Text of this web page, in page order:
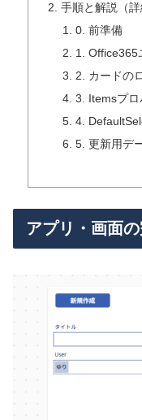
手順と解説（詳
0. 前準備
1. Office365
2. カードの
3. Itemsプロ
4.
5. 更新用デ
アプリ・画面